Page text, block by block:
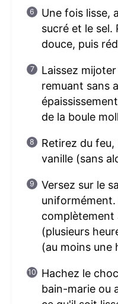
Une fois lisse,
sucré et le sel.
douce, puis
Laissez
remuant sans
de la boule
Retirez du
vanille (sans
Versez sur le
uniformément.
complètement
(plusieurs
(au moins une
Hachez le
bain-marie ou